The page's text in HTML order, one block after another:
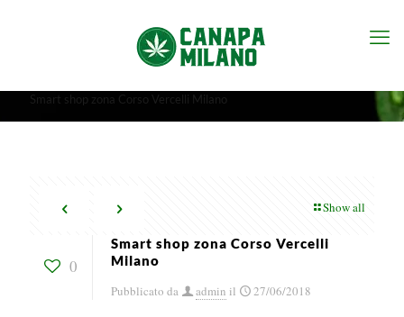
Smart shop zona Corso Vercelli Milano
Show all
0
Smart shop zona Corso Vercelli
Milano
Pubblicato da
admin il 27/06/2018